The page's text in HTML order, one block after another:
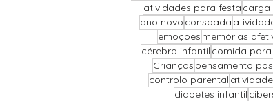
atividades para festa carga
ano novo consoada
emoções memórias
cérebro infantil comida para
Crianças pensamento
controlo parental
diabetes infantil